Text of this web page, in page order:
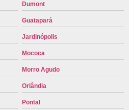
Dumont
Guatapará
Jardinópolis
Mococa
Morro Agudo
Orlândia
Pontal